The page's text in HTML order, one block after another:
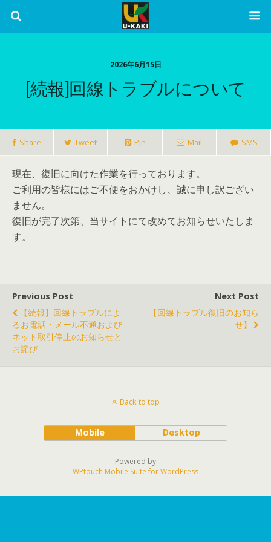
2026年6月15日
[続報]回線トラブルについて
Share Tweet Pin Mail SMS
現在、復旧に向けた作業を行っております。
ご利用の皆様にはご不便をおかけし、誠に申し訳ござい
ません。
復旧が完了次第、当サイトにて改めてお知らせいたしま
す。
Previous Post
【続報】回線トラブルによ
るお電話・メール不通および
ネット取引停止のお知らせと
お詫び
Next Post
【回線トラブル復旧のお知ら
せ】
Back to top
Mobile Desktop
Powered by
WPtouch Mobile Suite for WordPress